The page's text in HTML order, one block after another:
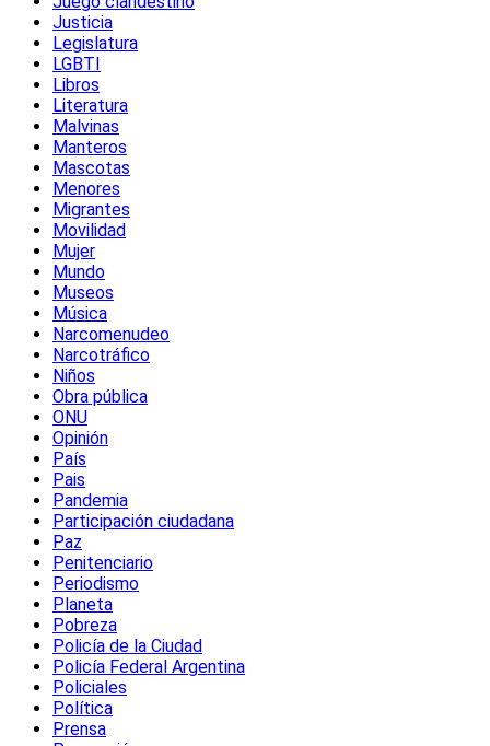
Justicia
Legislatura
LGBTI
Libros
Literatura
Malvinas
Manteros
Mascotas
Menores
Migrantes
Movilidad
Mujer
Mundo
Museos
Música
Narcomenudeo
Narcotráfico
Niños
Obra pública
ONU
Opinión
País
Pais
Pandemia
Participación ciudadana
Paz
Penitenciario
Periodismo
Planeta
Pobreza
Policía de la Ciudad
Policía Federal Argentina
Policiales
Política
Prensa